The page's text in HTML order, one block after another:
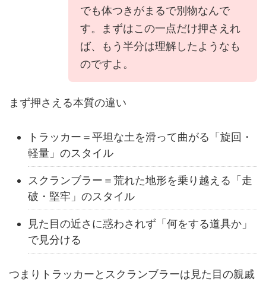
でも体つきがまるで別物なんで
す。まずはこの一点だけ押さえれ
ば、もう半分は理解したようなも
のですよ。
まず押さえる本質の違い
トラッカー＝平坦な土を滑って曲がる「旋回・
軽量」のスタイル
スクランブラー＝荒れた地形を乗り越える「走
破・堅牢」のスタイル
見た目の近さに惑わされず「何をする道具か」
で見分ける
つまり トラッカーとスクランブラーは見た目の親戚